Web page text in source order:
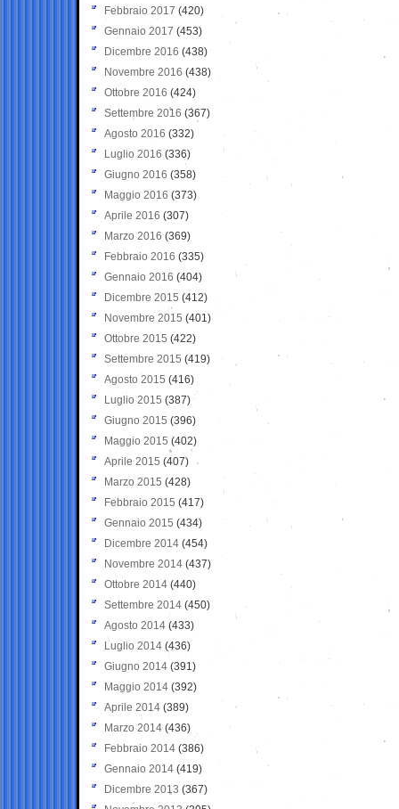
Febbraio 2017 (420)
Gennaio 2017 (453)
Dicembre 2016 (438)
Novembre 2016 (438)
Ottobre 2016 (424)
Settembre 2016 (367)
Agosto 2016 (332)
Luglio 2016 (336)
Giugno 2016 (358)
Maggio 2016 (373)
Aprile 2016 (307)
Marzo 2016 (369)
Febbraio 2016 (335)
Gennaio 2016 (404)
Dicembre 2015 (412)
Novembre 2015 (401)
Ottobre 2015 (422)
Settembre 2015 (419)
Agosto 2015 (416)
Luglio 2015 (387)
Giugno 2015 (396)
Maggio 2015 (402)
Aprile 2015 (407)
Marzo 2015 (428)
Febbraio 2015 (417)
Gennaio 2015 (434)
Dicembre 2014 (454)
Novembre 2014 (437)
Ottobre 2014 (440)
Settembre 2014 (450)
Agosto 2014 (433)
Luglio 2014 (436)
Giugno 2014 (391)
Maggio 2014 (392)
Aprile 2014 (389)
Marzo 2014 (436)
Febbraio 2014 (386)
Gennaio 2014 (419)
Dicembre 2013 (367)